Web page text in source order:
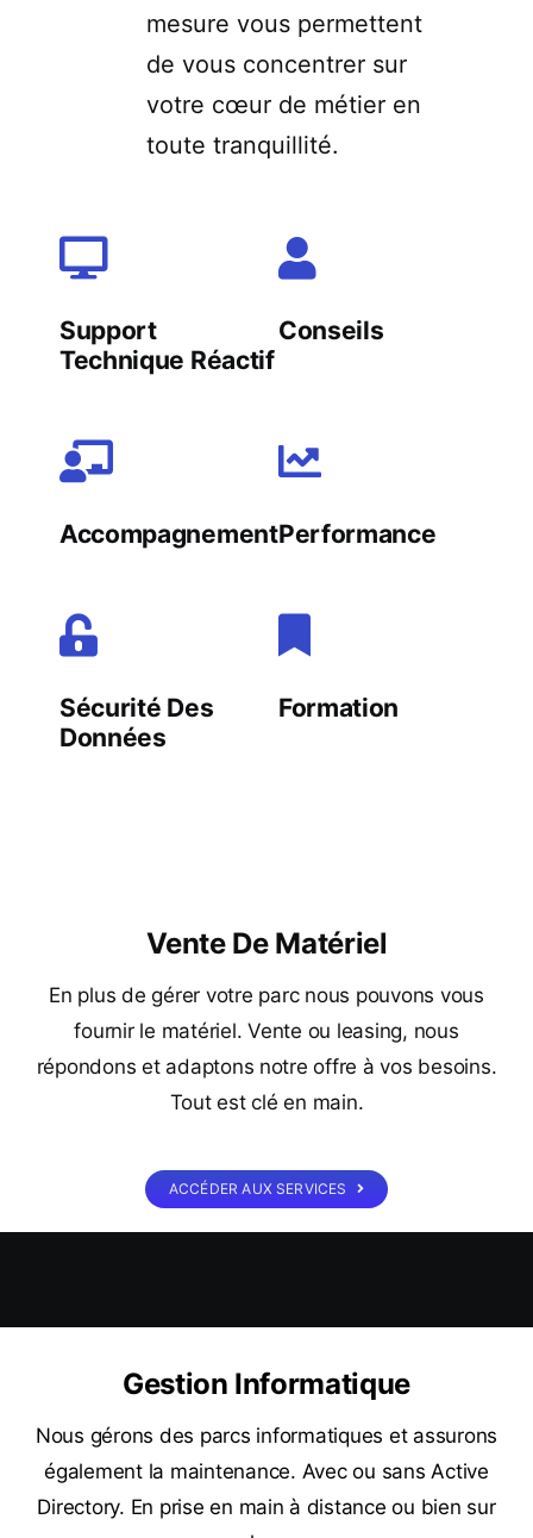
mesure vous permettent
de vous concentrer sur
votre cœur de métier en
toute tranquillité.
Support
Technique Réactif
Conseils
AccompagnementPerformance
Sécurité Des
Données
Formation
Vente De Matériel
En plus de gérer votre parc nous pouvons vous
fournir le matériel. Vente ou leasing, nous
répondons et adaptons notre offre à vos besoins.
Tout est clé en main.
ACCÉDER AUX SERVICES
Gestion Informatique
Nous gérons des parcs informatiques et assurons
également la maintenance. Avec ou sans Active
Directory. En prise en main à distance ou bien sur